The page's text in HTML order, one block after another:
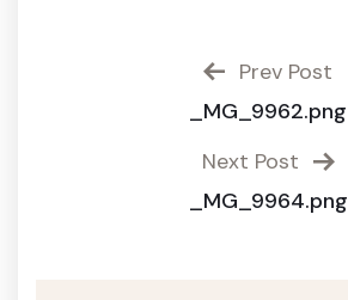
Prev Post
_MG_9962.png
Next Post
_MG_9964.png